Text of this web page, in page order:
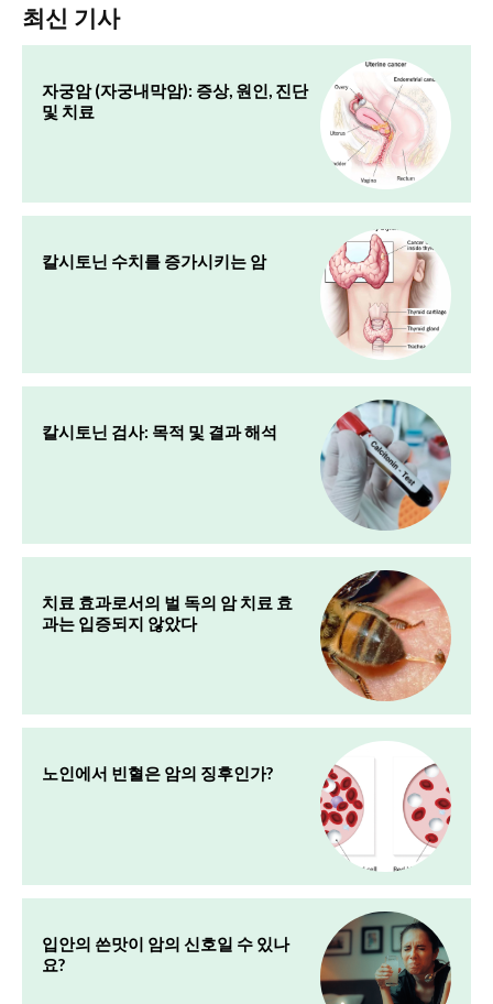
최신 기사
자궁암 (자궁내막암): 증상, 원인, 진단
및 치료
칼시토닌 수치를 증가시키는 암
칼시토닌 검사: 목적 및 결과 해석
치료 효과로서의 벌 독의 암 치료 효
과는 입증되지 않았다
노인에서 빈혈은 암의 징후인가?
입안의 쓴맛이 암의 신호일 수 있나
요?